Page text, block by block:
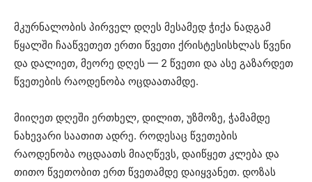
მკურნალობის პირველ დღეს მესამედ ჭიქა ნადგამ
წყალში ჩააწვეთეთ ერთი წვეთი ქრისტესისხლას წვენი
და დალიეთ, მეორე დღეს — 2 წვეთი და ასე გაზარდეთ
წვეთების რაოდენობა ოცდაათამდე.
მიიღეთ დღეში ერთხელ, დილით, უზმოზე, ჭამამდე
ნახევარი საათით ადრე. როდესაც წვეთების
რაოდენობა ოცდაათს მიაღწევს, დაიწყეთ კლება და
თითო წვეთობით ერთ წვეთამდე დაიყვანეთ. დოზას